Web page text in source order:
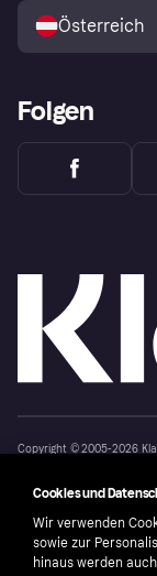
Österreich
Folgen
Copyright © 2005-2026
Cookies und
Wir verwenden
sowie zur
hinaus werden